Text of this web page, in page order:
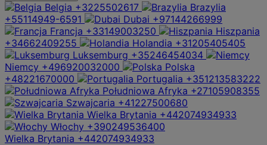
Belgia +3225502617
Brazylia
+55114949-6591
Dubai +97144266999
Francja +33149003250
Hiszpania
+34662409255
Holandia +31205405405
Luksemburg +35246454034
Niemcy +496920032000
Polska
+48221670000
Portugalia +351213583222
Południowa Afryka +27105908355
Szwajcaria +41227500680
Wielka Brytania +442074934933
Włochy +390249536400
Wielka Brytania +442074934933